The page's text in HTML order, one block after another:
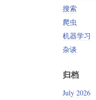
搜索
爬虫
机器学习
杂谈
归档
July 2026